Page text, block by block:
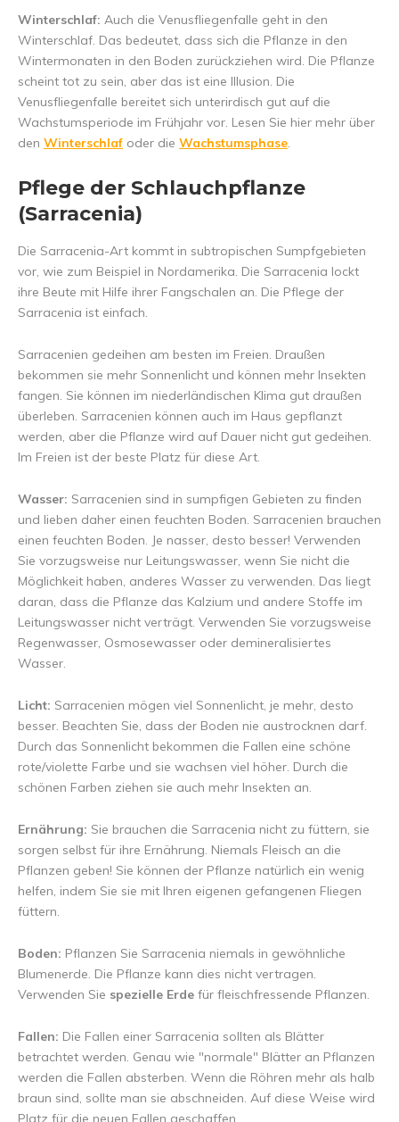
Winterschlaf: Auch die Venusfliegenfalle geht in den
Winterschlaf. Das bedeutet, dass sich die Pflanze in den
Wintermonaten in den Boden zurückziehen wird. Die Pflanze
scheint tot zu sein, aber das ist eine Illusion. Die
Venusfliegenfalle bereitet sich unterirdisch gut auf die
Wachstumsperiode im Frühjahr vor. Lesen Sie hier mehr über
den Winterschlaf oder die Wachstumsphase.
Pflege der Schlauchpflanze
(Sarracenia)
Die Sarracenia-Art kommt in subtropischen Sumpfgebieten
vor, wie zum Beispiel in Nordamerika. Die Sarracenia lockt
ihre Beute mit Hilfe ihrer Fangschalen an. Die Pflege der
Sarracenia ist einfach.
Sarracenien gedeihen am besten im Freien. Draußen
bekommen sie mehr Sonnenlicht und können mehr Insekten
fangen. Sie können im niederländischen Klima gut draußen
überleben. Sarracenien können auch im Haus gepflanzt
werden, aber die Pflanze wird auf Dauer nicht gut gedeihen.
Im Freien ist der beste Platz für diese Art.
Wasser: Sarracenien sind in sumpfigen Gebieten zu finden
und lieben daher einen feuchten Boden. Sarracenien brauchen
einen feuchten Boden. Je nasser, desto besser! Verwenden
Sie vorzugsweise nur Leitungswasser, wenn Sie nicht die
Möglichkeit haben, anderes Wasser zu verwenden. Das liegt
daran, dass die Pflanze das Kalzium und andere Stoffe im
Leitungswasser nicht verträgt. Verwenden Sie vorzugsweise
Regenwasser, Osmosewasser oder demineralisiertes
Wasser.
Licht: Sarracenien mögen viel Sonnenlicht, je mehr, desto
besser. Beachten Sie, dass der Boden nie austrocknen darf.
Durch das Sonnenlicht bekommen die Fallen eine schöne
rote/violette Farbe und sie wachsen viel höher. Durch die
schönen Farben ziehen sie auch mehr Insekten an.
Ernährung: Sie brauchen die Sarracenia nicht zu füttern, sie
sorgen selbst für ihre Ernährung. Niemals Fleisch an die
Pflanzen geben! Sie können der Pflanze natürlich ein wenig
helfen, indem Sie sie mit Ihren eigenen gefangenen Fliegen
füttern.
Boden: Pflanzen Sie Sarracenia niemals in gewöhnliche
Blumenerde. Die Pflanze kann dies nicht vertragen.
Verwenden Sie spezielle Erde für fleischfressende Pflanzen.
Fallen: Die Fallen einer Sarracenia sollten als Blätter
betrachtet werden. Genau wie "normale" Blätter an Pflanzen
werden die Fallen absterben. Wenn die Röhren mehr als halb
braun sind, sollte man sie abschneiden. Auf diese Weise wird
Platz für die neuen Fallen geschaffen.